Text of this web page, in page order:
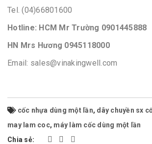
Tel. (04)66801600
Hotline: HCM Mr Trường 0901445888
HN Mrs Hương 0945118000
Email: sales@vinakingwell.com
cốc nhựa dùng một lần, dây chuyền sx
may lam coc, máy làm cốc dùng một lần
Chia sẻ: